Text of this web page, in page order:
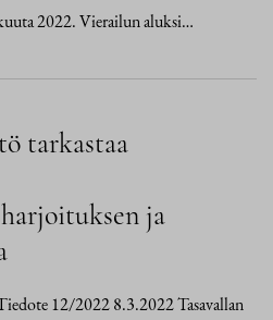
2022. Vierailun aluksi…
tarkastaa
ja
12/2022 8.3.2022 Tasavallan